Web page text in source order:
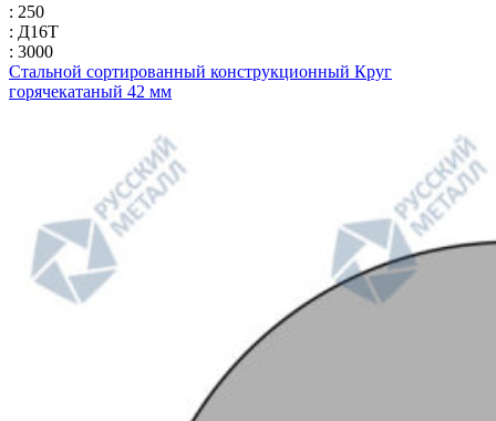
: 250
: Д16Т
: 3000
Стальной сортированный конструкционный Круг
горячекатаный 42 мм